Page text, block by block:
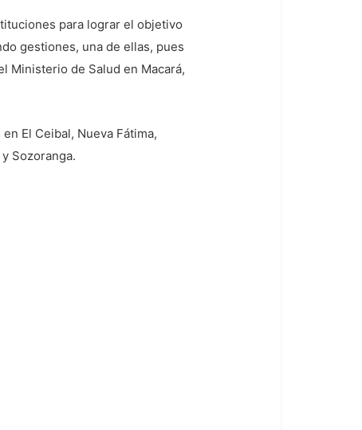
para lograr el objetivo
gestiones, una de ellas, pues
Ministerio de Salud en Macará,
El Ceibal, Nueva Fátima,
Sozoranga.